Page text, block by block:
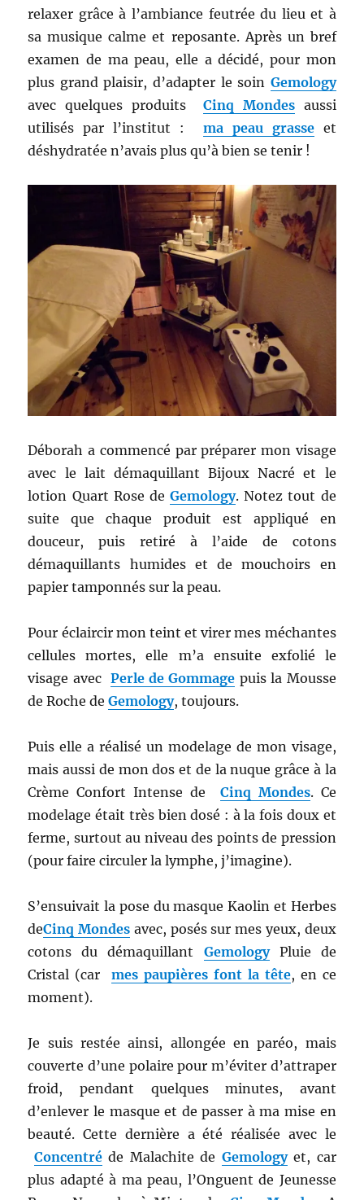
relaxer grâce à l’ambiance feutrée du lieu et à
sa musique calme et reposante. Après un bref
examen de ma peau, elle a décidé, pour mon
plus grand plaisir, d’adapter le soin Gemology
avec quelques produitsCinq Mondesaussi
utilisés par l’institut :
ma peau grasseet
déshydratée n’avais plus qu’à bien se tenir !
Déborah a commencé par préparer mon visage
avec le lait démaquillant Bijoux Nacré et le
lotion Quart Rose deGemology. Notez tout de
suite que chaque produit est appliqué en
douceur, puis retiré à l’aide de cotons
démaquillants humides et de mouchoirs en
papier tamponnés sur la peau.
Pour éclaircir mon teint et virer mes méchantes
cellules mortes, elle m’a ensuite exfolié le
visage avec Perle de Gommage puis la Mousse
de Roche deGemology, toujours.
Puis elle a réalisé un modelage de mon visage,
mais aussi de mon dos et de la nuque grâce à la
Crème Confort Intense de
Cinq Mondes. Ce
modelage était très bien dosé : à la fois doux et
ferme, surtout au niveau des points de pression
(pour faire circuler la lymphe, j’imagine).
S’ensuivait la pose du masque Kaolin et Herbes
deCinq Mondes avec, posés sur mes yeux, deux
cotons du démaquillant GemologyPluie de
Cristal (carmes paupières font la tête, en ce
moment).
Je suis restée ainsi, allongée en paréo, mais
couverte d’une polaire pour m’éviter d’attraper
froid, pendant quelques minutes, avant
d’enlever le masque et de passer à ma mise en
beauté. Cette dernière a été réalisée avec le
Concentréde Malachite de Gemologyet, car
plus adapté à ma peau, l’Onguent de Jeunesse